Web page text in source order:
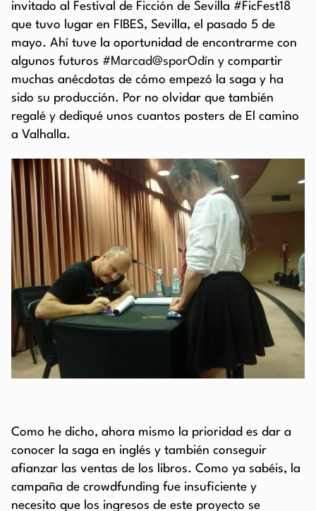
invitado al Festival de Ficción de Sevilla #FicFest18
que tuvo lugar en FIBES, Sevilla, el pasado 5 de
mayo. Ahí tuve la oportunidad de encontrarme con
algunos futuros #Marcad@sporOdín y compartir
muchas anécdotas de cómo empezó la saga y ha
sido su producción. Por no olvidar que también
regalé y dediqué unos cuantos posters de El camino
a Valhalla.
Como he dicho, ahora mismo la prioridad es dar a
conocer la saga en inglés y también conseguir
afianzar las ventas de los libros. Como ya sabéis, la
campaña de crowdfunding fue insuficiente y
necesito que los ingresos de este proyecto se